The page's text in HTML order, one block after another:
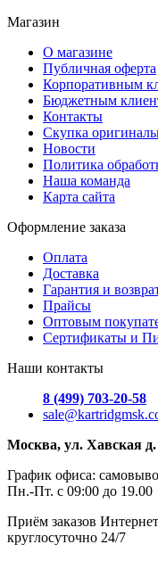
Магазин
О магазине
Публичная оферта
Корпоративным
Бюджетным
Контакты
Скупка
Новости
Политика
Наша команда
Карта сайта
Оформление заказа
Оплата
Доставка
Гарантия и
Прайсы
Оптовым
Сертификаты и
Наши контакты
8 (499) 703-20-58
Москва, ул. Хавская д.
График офиса:
Пн.-Пт. с 09:00 до 19.00
Приём заказов
круглосуточно 24/7